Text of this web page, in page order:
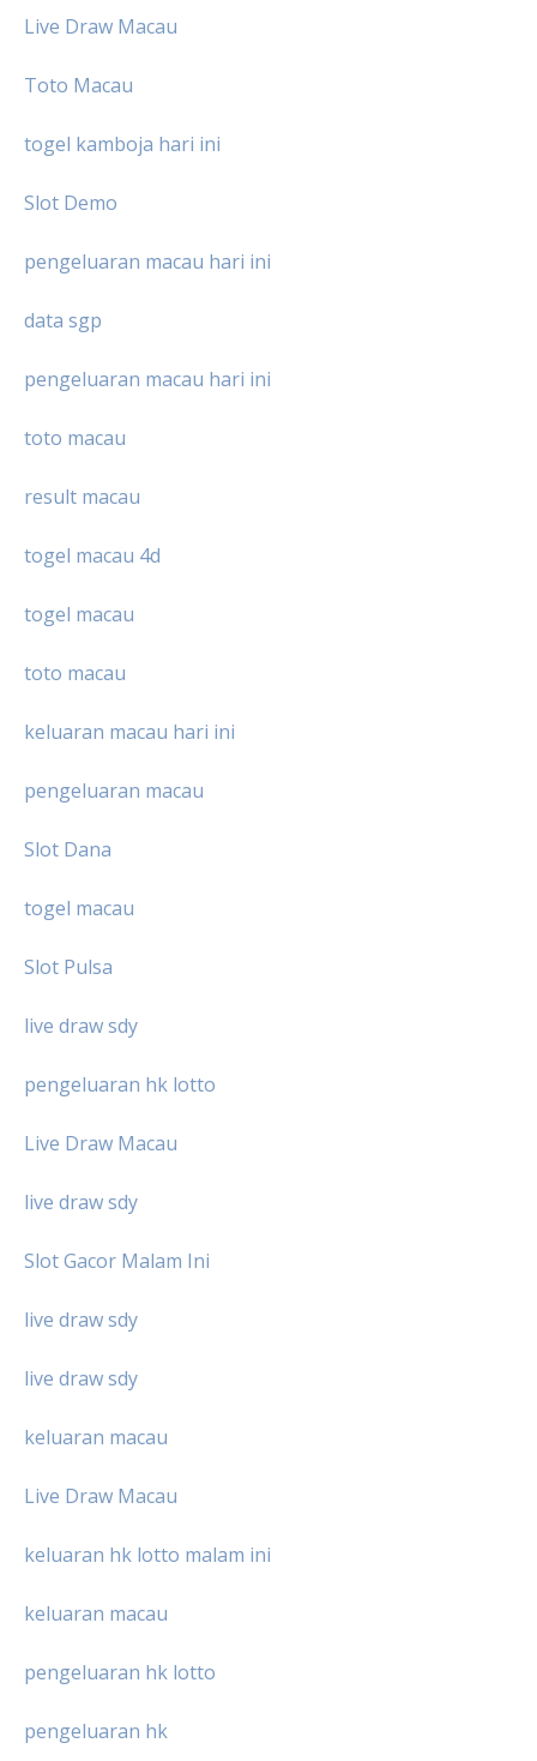
Live Draw Macau
Toto Macau
togel kamboja hari ini
Slot Demo
pengeluaran macau hari ini
data sgp
pengeluaran macau hari ini
toto macau
result macau
togel macau 4d
togel macau
toto macau
keluaran macau hari ini
pengeluaran macau
Slot Dana
togel macau
Slot Pulsa
live draw sdy
pengeluaran hk lotto
Live Draw Macau
live draw sdy
Slot Gacor Malam Ini
live draw sdy
live draw sdy
keluaran macau
Live Draw Macau
keluaran hk lotto malam ini
keluaran macau
pengeluaran hk lotto
pengeluaran hk